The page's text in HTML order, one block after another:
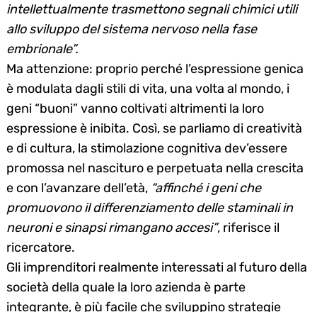
intellettualmente trasmettono segnali chimici utili
allo sviluppo del sistema nervoso nella fase
embrionale”.
Ma attenzione: proprio perché l’espressione genica
è modulata dagli stili di vita, una volta al mondo, i
geni “buoni” vanno coltivati altrimenti la loro
espressione è inibita. Così, se parliamo di creatività
e di cultura, la stimolazione cognitiva dev’essere
promossa nel nascituro e perpetuata nella crescita
e con l’avanzare dell’età, “affinché i geni che
promuovono il differenziamento delle staminali in
neuroni e sinapsi rimangano accesi”, riferisce il
ricercatore.
Gli imprenditori realmente interessati al futuro della
società della quale la loro azienda è parte
integrante, è più facile che sviluppino strategie